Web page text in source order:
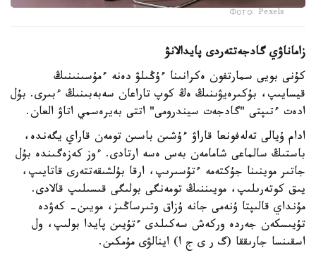
Фото: Pexels
زاماناۋي گادجەتتەردى پايدالانۋ
كۇنى بويى سمارتفون ەكرانىنا ءۇڭىلۋ دەنە ءمۇسىنىنىڭ
قيسايىپ، بۇكىرەيۋىنىڭ ەڭ كوپ تاراعان سەبەبىنىڭ ءبىرى. بۇل
ادەت ءتىپتى "گادجەت سيندرومى" اتتى بەيرەسمي اتاۋ العان.
ادام ۇيالى تەلەفونعا قاراۋ ءۇشىن باسىن تومەن قاراي يگەندە،
باستىڭ سالماعى شامامەن بەس ەسە ارتادى. ءوز كەزەگىندە بۇل
جاتىر موينىنا جۇكتەمە ءتۇسىرىپ، ارقا بۇلشىقەتتەرى قاتايىپ،
يىق كوتەرىلىپ، مويىننىڭ تومەنگى بولىگى قىسىلىپ قالادى.
مۇنداي قالىپتا ۇنەمى جانە ۇزاق وتىرساڭىز، مويىن- كەۋدە
تۇيىسكەن جەردە وركەش سەكىلدى ءتۇيىن پايدا بولىپ، ول
اسقىنسا جارىققا (گ ر ى ج ا) اينالۋى مۇمكىن.